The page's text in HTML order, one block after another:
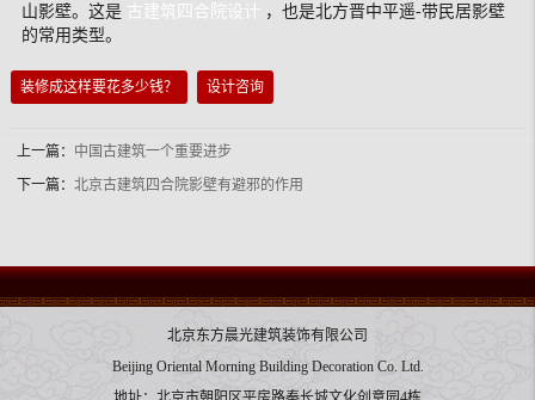
山影壁。这是 古建筑四合院设计 ，也是北方晋中平遥-带民居影壁
的常用类型。
装修成这样要花多少钱？ 设计咨询
上一篇： 中国古建筑一个重要进步
下一篇：北京古建筑四合院影壁有避邪的作用
北京东方晨光建筑装饰有限公司
Beijing Oriental Morning Building Decoration Co. Ltd.